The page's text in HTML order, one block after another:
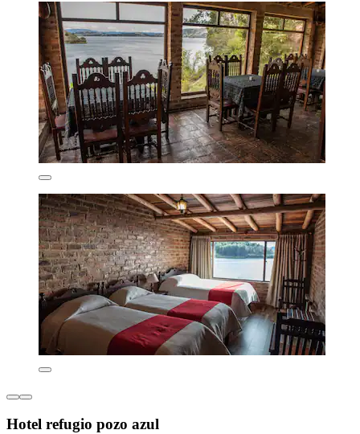
Hotel refugio pozo azul